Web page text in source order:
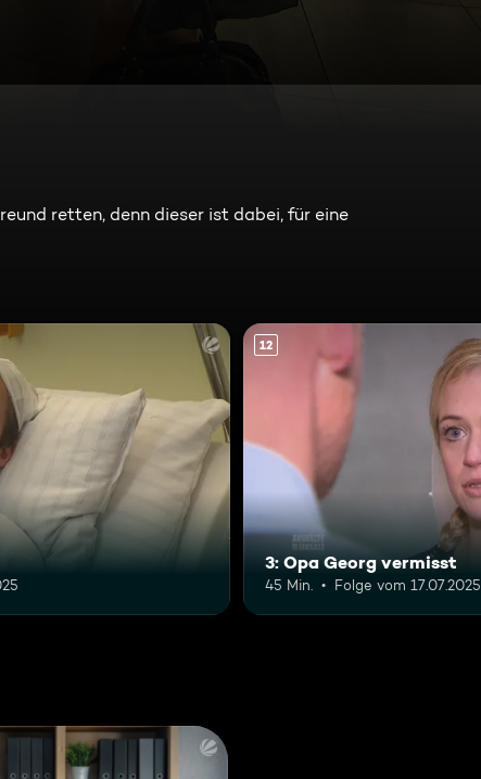
retten, denn dieser ist dabei, für eine
12
3: Opa Georg vermisst
45 Min. Folge vom 17.07.2025